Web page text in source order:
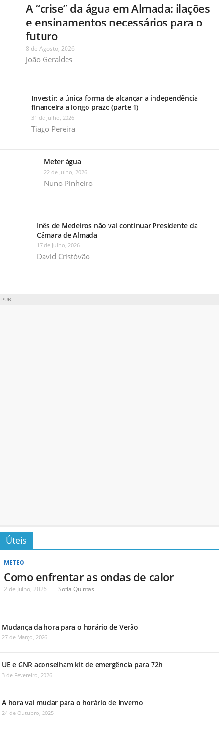
A “crise” da água em Almada: ilações
e ensinamentos necessários para o
futuro
8 de Agosto, 2026
João Geraldes
Investir: a única forma de alcançar a independência
financeira a longo prazo (parte 1)
31 de Julho, 2026
Tiago Pereira
Meter água
22 de Julho, 2026
Nuno Pinheiro
Inês de Medeiros não vai continuar Presidente da
Câmara de Almada
17 de Julho, 2026
David Cristóvão
PUB
Úteis
METEO
Como enfrentar as ondas de calor
2 de Julho, 2026 Sofia Quintas
Mudança da hora para o horário de Verão
27 de Março, 2026
UE e GNR aconselham kit de emergência para 72h
3 de Fevereiro, 2026
A hora vai mudar para o horário de Inverno
24 de Outubro, 2025